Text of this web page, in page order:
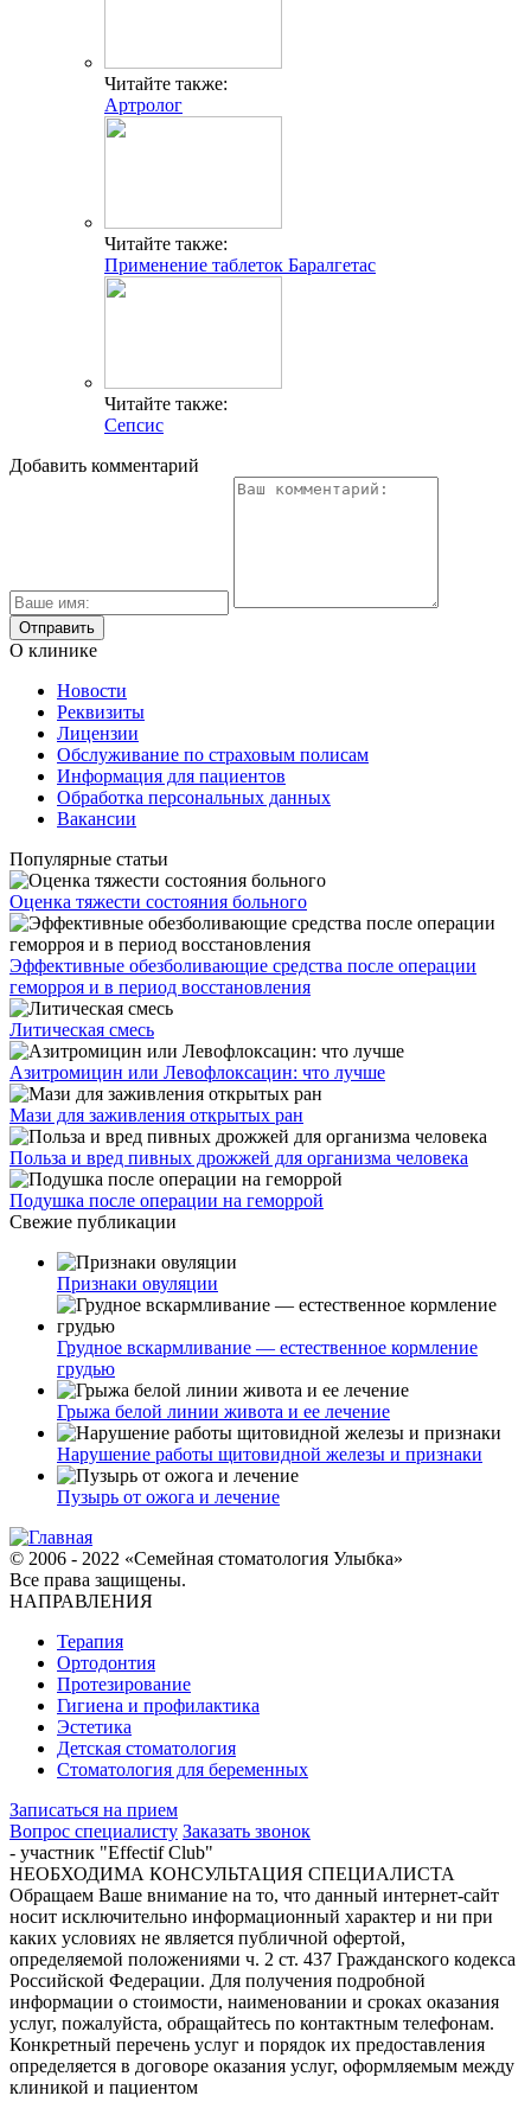
Читайте также:
Артролог
Читайте также:
Применение таблеток Баралгетас
Читайте также:
Сепсис
Добавить комментарий
О клинике
Новости
Реквизиты
Лицензии
Обслуживание по страховым полисам
Информация для пациентов
Обработка персональных данных
Вакансии
Популярные статьи
Оценка тяжести состояния больного
Эффективные обезболивающие средства после операции
геморроя и в период восстановления
Литическая смесь
Азитромицин или Левофлоксацин: что лучше
Мази для заживления открытых ран
Польза и вред пивных дрожжей для организма человека
Подушка после операции на геморрой
Свежие публикации
Признаки овуляции
Грудное вскармливание — естественное кормление
грудью
Грыжа белой линии живота и ее лечение
Нарушение работы щитовидной железы и признаки
Пузырь от ожога и лечение
© 2006 - 2022 «Семейная стоматология Улыбка»
Все права защищены.
НАПРАВЛЕНИЯ
Терапия
Ортодонтия
Протезирование
Гигиена и профилактика
Эстетика
Детская стоматология
Стоматология для беременных
Записаться на прием
Вопрос специалисту Заказать звонок
- участник "Effectif Club"
НЕОБХОДИМА КОНСУЛЬТАЦИЯ СПЕЦИАЛИСТА
Обращаем Ваше внимание на то, что данный интернет-сайт
носит исключительно информационный характер и ни при
каких условиях не является публичной офертой,
определяемой положениями ч. 2 ст. 437 Гражданского кодекса
Российской Федерации. Для получения подробной
информации о стоимости, наименовании и сроках оказания
услуг, пожалуйста, обращайтесь по контактным телефонам.
Конкретный перечень услуг и порядок их предоставления
определяется в договоре оказания услуг, оформляемым между
клиникой и пациентом